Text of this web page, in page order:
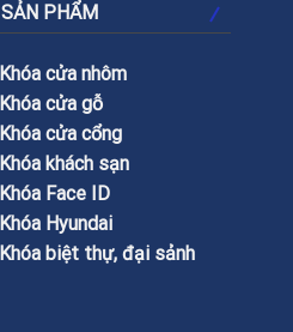
SẢN PHẨM
Khóa cửa nhôm
Khóa cửa gỗ
Khóa cửa cổng
Khóa khách sạn
Khóa Face ID
Khóa Hyundai
Khóa biệt thự, đại sảnh